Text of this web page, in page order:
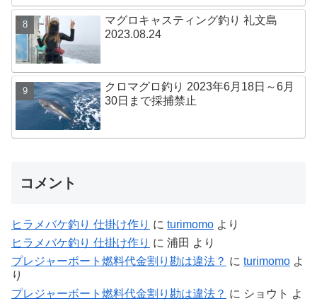
マグロキャスティング釣り 礼文島
2023.08.24
クロマグロ釣り 2023年6月18日～6月
30日まで採捕禁止
コメント
ヒラメバケ釣り 仕掛け作り に turimomo より
ヒラメバケ釣り 仕掛け作り に 浦田 より
プレジャーボート燃料代金割り勘は違法？ に turimomo よ
り
プレジャーボート燃料代金割り勘は違法？ に ショウト よ